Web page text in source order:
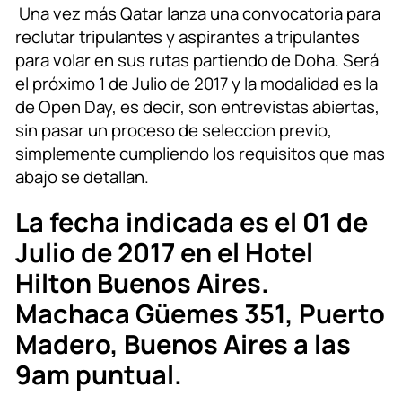
Una vez más Qatar lanza una convocatoria para
reclutar tripulantes y aspirantes a tripulantes
para volar en sus rutas partiendo de Doha. Será
el próximo 1 de Julio de 2017 y la modalidad es la
de Open Day, es decir, son entrevistas abiertas,
sin pasar un proceso de seleccion previo,
simplemente cumpliendo los requisitos que mas
abajo se detallan.
La fecha indicada es el 01 de
Julio de 2017 en el Hotel
Hilton Buenos Aires.
Machaca Güemes 351, Puerto
Madero, Buenos Aires a las
9am puntual.